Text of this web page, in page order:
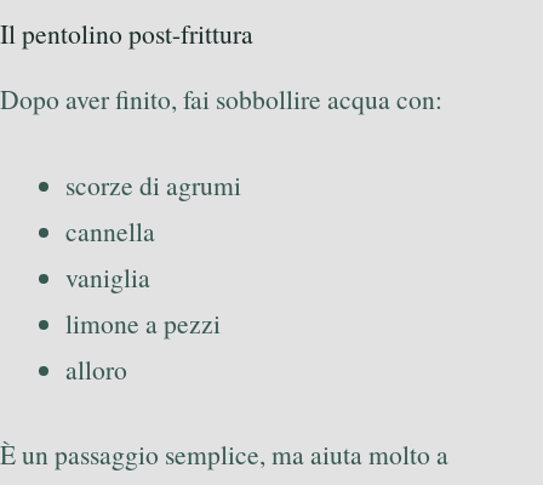
Il pentolino post-frittura
Dopo aver finito, fai sobbollire acqua con:
scorze di agrumi
cannella
vaniglia
limone a pezzi
alloro
È un passaggio semplice, ma aiuta molto a